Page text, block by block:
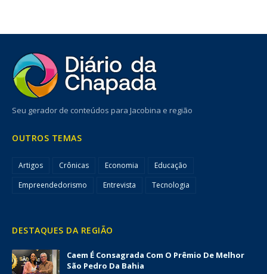
Seu gerador de conteúdos para Jacobina e região
OUTROS TEMAS
Artigos Crônicas Economia
Educação
Empreendedorismo
Entrevista Tecnologia
DESTAQUES DA REGIÃO
Caem É Consagrada Com O Prêmio De Melhor
São Pedro Da Bahia